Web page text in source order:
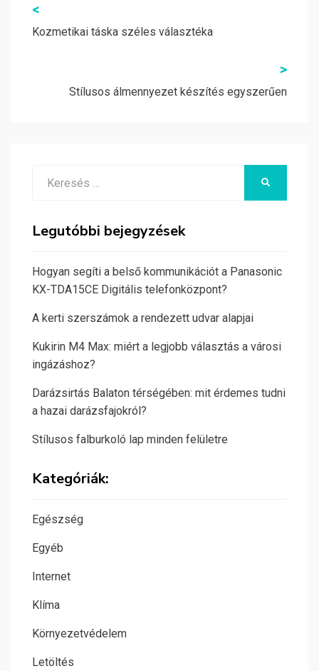
Bejegyzés
navigáció
<
Kozmetikai táska széles választéka
>
Stílusos álmennyezet készítés egyszerűen
Legutóbbi bejegyzések
Hogyan segíti a belső kommunikációt a Panasonic
KX-TDA15CE Digitális telefonközpont?
A kerti szerszámok a rendezett udvar alapjai
Kukirin M4 Max: miért a legjobb választás a városi
ingázáshoz?
Darázsirtás Balaton térségében: mit érdemes tudni
a hazai darázsfajokról?
Stílusos falburkoló lap minden felületre
Kategóriák:
Egészség
Egyéb
Internet
Klíma
Környezetvédelem
Letöltés